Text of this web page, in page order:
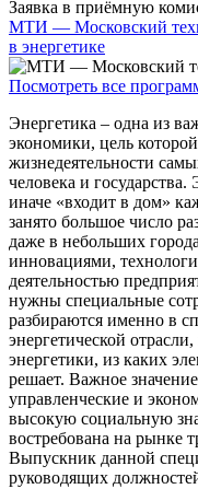
Заявка в приёмную
МТИ — Московский
в энергетике
Посмотреть все
Энергетика – одна из
экономики, цель
жизнедеятельности
человека и государства.
иначе «входит в дом»
занято большое число
даже в небольших
инновациями,
деятельностью
нужны специальные
разбираются именно в
энергетической
энергетики, из каких
решает. Важное
управленческие и
высокую социальную
востребована на рынке
Выпускник данной
руководящих